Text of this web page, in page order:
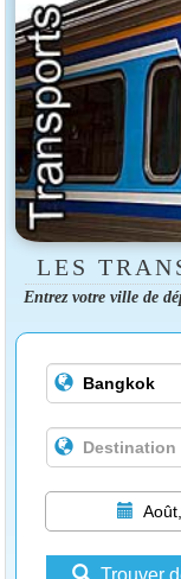
LES
Entrez votre ville de